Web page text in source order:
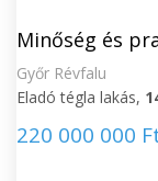
Minőség és
Győr Révfalu
Eladó tégla lakás,
220 000 000